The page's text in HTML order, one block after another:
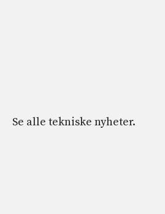
Se alle tekniske nyheter.